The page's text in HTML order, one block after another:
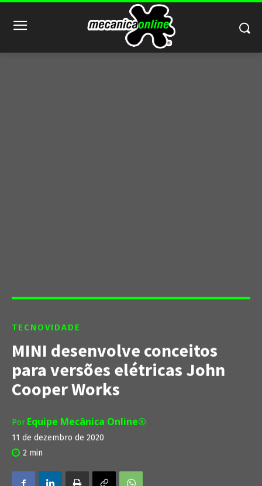
TECNOVIDADE
MINI desenvolve conceitos
para versões elétricas John
Cooper Works
Por Equipe Mecânica Online®
11 de dezembro de 2020
2 min